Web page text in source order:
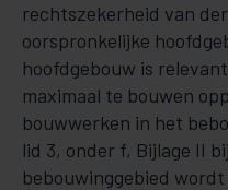
rechtszekerheid van
oorspronkelijke
hoofdgebouw is
maximaal te bouwen
bouwwerken in het
lid 3, onder f, Bijlage II
bebouwinggebied